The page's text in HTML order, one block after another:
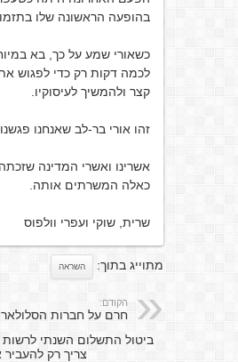
בהופעה הראשונה שלו
כשאורי שמע על כך, בא
לכמה דקות רק כדי לפגוש
קצר ולהמשיך לעיסוקיו.
זהו אורי בר-לב שאנחנו פגשנו.
אשרינו ואשרי המדינה
כאלה המשרתים אותה.
שרית, שוקי ועפרי וולפוס
מתוייג בתוך: השראה
הקודם:
חרם על חברות הסלולאר ב-
ביטול התשלום השנתי לרשות
צריך רק